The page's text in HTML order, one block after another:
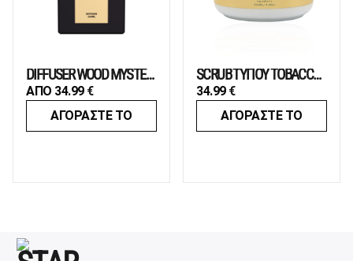
DIFFUSER WOOD MYSTERY
ΑΠΟ 34.99 €
ΑΓΟΡΑΣΤΕ ΤΟ
SCRUB TΥΠΟΥ TOBACCO VANILLE
34.99 €
ΑΓΟΡΑΣΤΕ ΤΟ